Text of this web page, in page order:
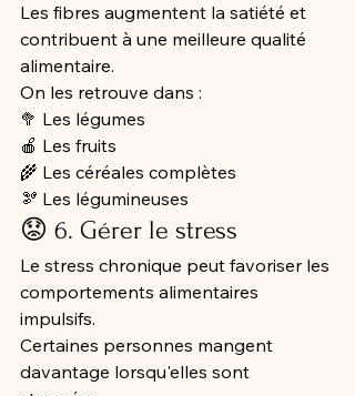
Les fibres augmentent la satiété et
contribuent à une meilleure qualité
alimentaire.
On les retrouve dans :
🥦 Les légumes
🍎 Les fruits
🌾 Les céréales complètes
🫘 Les légumineuses
😟 6. Gérer le stress
Le stress chronique peut favoriser les
comportements alimentaires
impulsifs.
Certaines personnes mangent
davantage lorsqu'elles sont